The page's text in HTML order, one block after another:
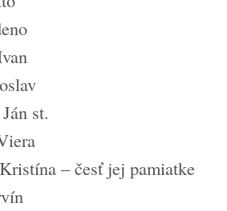
st.
– česť jej pamiatke